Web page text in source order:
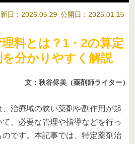
日：2026.05.29 公開日：2025.01.15
料とは？1・2の算定
分かりやすく解説
文：秋谷侭美（薬剤師ライター）
治療域の狭い薬剤や副作用が起
、必要な管理や指導などを行っ
です。本記事では、特定薬剤治